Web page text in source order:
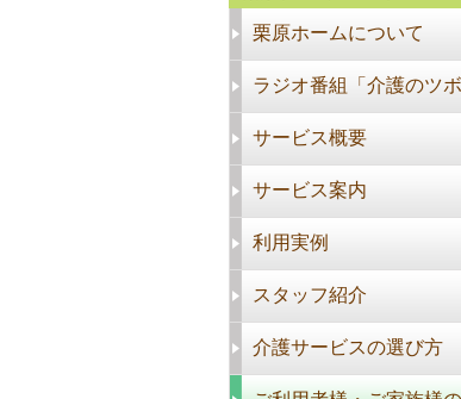
栗原ホームについて
ラジオ番組「介護のツボ
サービス概要
サービス案内
利用実例
スタッフ紹介
介護サービスの選び方